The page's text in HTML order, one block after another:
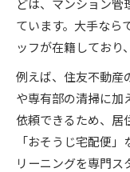
ています。大手なら
ッフが在籍しており
例えば、住友不動産
や専有部の清掃に加
依頼できるため、居
「おそうじ宅配便
リーニングを専門